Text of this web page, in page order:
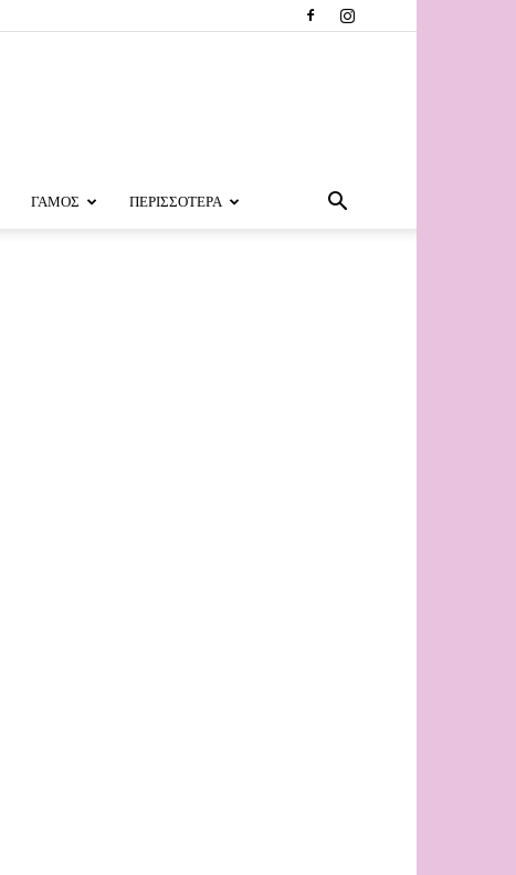
ΓΑΜΟΣ ΠΕΡΙΣΣΟΤΕΡΑ